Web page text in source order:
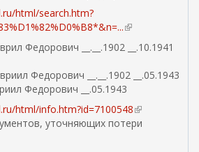
html/search.htm?
(
н
е
ш
н
я
я
Федорович __.__.1902 __.10.1941
Федорович __.__.1902 __.05.1943
Федорович __.05.1943
html/info.htm?id=7100548(
в
уточняющих потери